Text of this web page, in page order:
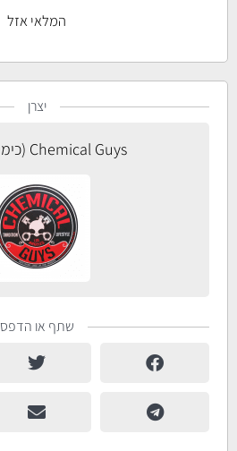
המלאי אזל
יצרן
Chemical Guys (כימיקאל גייז)
שתף או הדפס